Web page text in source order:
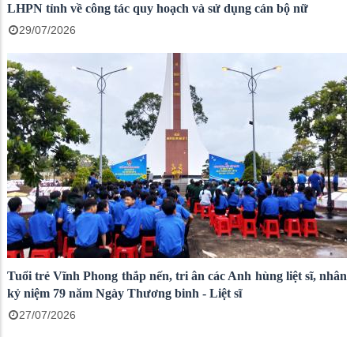
LHPN tỉnh về công tác quy hoạch và sử dụng cán bộ nữ
29/07/2026
Tuổi trẻ Vĩnh Phong thắp nến, tri ân các Anh hùng liệt sĩ, nhân
kỷ niệm 79 năm Ngày Thương binh - Liệt sĩ
27/07/2026